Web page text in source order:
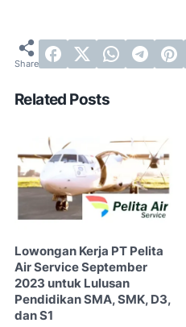
Related Posts
Lowongan Kerja PT Pelita
Air Service September
2023 untuk Lulusan
Pendidikan SMA, SMK, D3,
dan S1